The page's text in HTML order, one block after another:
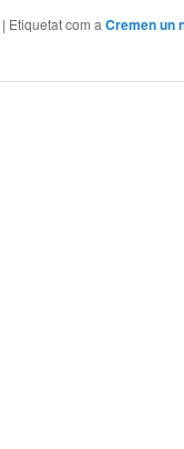
| Etiquetat com a Cremen un